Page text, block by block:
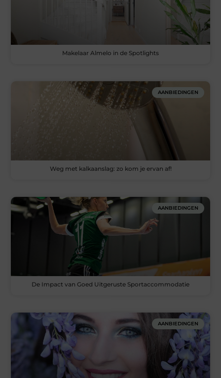
Makelaar Almelo in de Spotlights
AANBIEDINGEN
Weg met kalkaanslag: zo kom je ervan af!
AANBIEDINGEN
De Impact van Goed Uitgeruste Sportaccommodatie
AANBIEDINGEN